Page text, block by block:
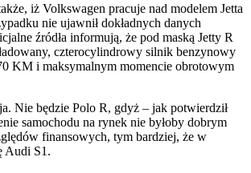
iż Volkswagen pracuje nad modelem Jetta
nie ujawnił dokładnych danych
źródła informują, że pod maską Jetty R
czterocylindrowy silnik benzynowy
KM i maksymalnym momencie obrotowym
Nie będzie Polo R, gdyż – jak potwierdził
samochodu na rynek nie byłoby dobrym
finansowych, tym bardziej, że w
Audi S1.